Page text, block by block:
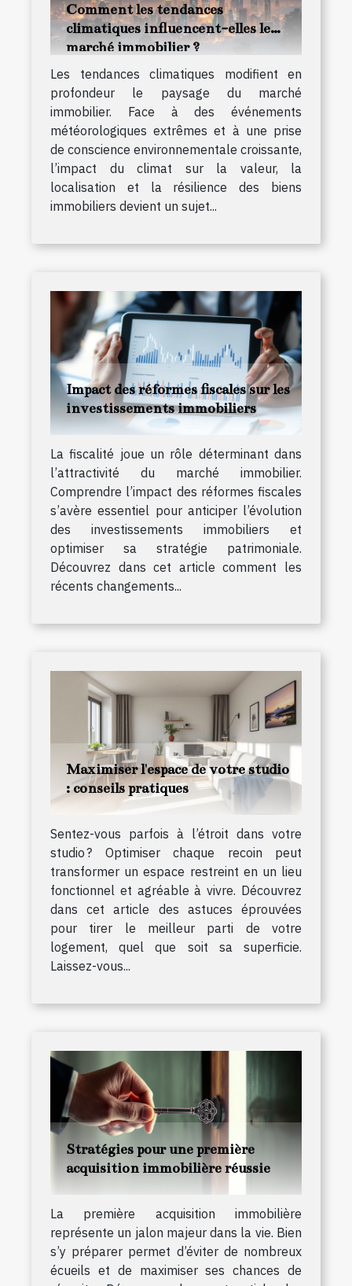
Comment les tendances
climatiques influencent-elles le
marché immobilier ?
Les tendances climatiques modifient en
profondeur le paysage du marché
immobilier. Face à des événements
météorologiques extrêmes et à une prise
de conscience environnementale croissante,
l’impact du climat sur la valeur, la
localisation et la résilience des biens
immobiliers devient un sujet...
Impact des réformes fiscales sur les
investissements immobiliers
La fiscalité joue un rôle déterminant dans
l’attractivité du marché immobilier.
Comprendre l’impact des réformes fiscales
s’avère essentiel pour anticiper l’évolution
des investissements immobiliers et
optimiser sa stratégie patrimoniale.
Découvrez dans cet article comment les
récents changements...
Maximiser l'espace de votre studio
: conseils pratiques
Sentez-vous parfois à l’étroit dans votre
studio ? Optimiser chaque recoin peut
transformer un espace restreint en un lieu
fonctionnel et agréable à vivre. Découvrez
dans cet article des astuces éprouvées
pour tirer le meilleur parti de votre
logement, quel que soit sa superficie.
Laissez-vous...
Stratégies pour une première
acquisition immobilière réussie
La première acquisition immobilière
représente un jalon majeur dans la vie. Bien
s’y préparer permet d’éviter de nombreux
écueils et de maximiser ses chances de